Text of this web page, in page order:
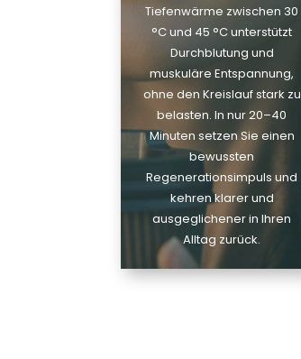
Tiefenwärme zwischen 30
°C und 45 °C unterstützt
Durchblutung und
muskuläre Entspannung,
ohne den Kreislauf stark zu
belasten. In nur 20–40
Minuten setzen Sie einen
bewussten
Regenerationsimpuls und
kehren klarer und
ausgeglichener in Ihren
Alltag zurück.